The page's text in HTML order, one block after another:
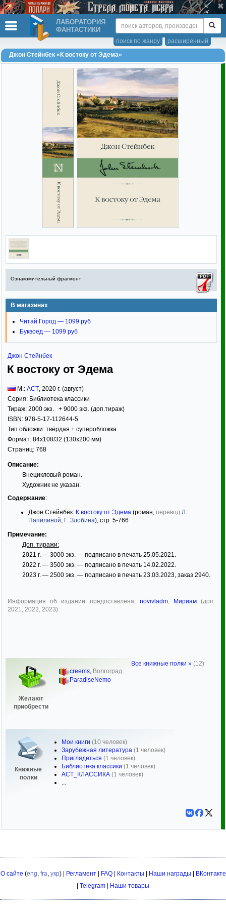
ЛАБОРАТОРИЯ
ФАНТАСТИКИ
расширенный
поиск по жанру
Джон Стейнбек «К востоку от Эдема»
Ознакомительный фрагмент
В магазинах
Читай Город — 1099 руб
Буквоед — 1099 руб
Джон Стейнбек
К востоку от Эдема
М.: АСТ, 2020 г. (август)
Серия: Библиотека классики
Тираж: 2000 экз. + 9000 экз. (доп.тираж)
ISBN: 978-5-17-112644-5
Тип обложки: твёрдая + суперобложка
Формат: 84x108/32 (130x200 мм)
Страниц: 768
Описание:
Внецикловый роман.
Художник не указан.
Содержание:
Джон Стейнбек. К востоку от Эдема (роман, перевод Л.
Папилиной, Г. Злобина), стр. 5-766
Примечание:
Доп. тиражи:
2021 г. — 3000 экз. — подписано в печать 25.05.2021.
2022 г. — 3500 экз. — подписано в печать 14.02.2022.
2023 г. — 2500 экз. — подписано в печать 23.03.2023, заказ 2940.
Информация об издании предоставлена: novivladm, Мириам(доп.
2021, 2022, 2023)
Желают
приобрести
creems, Волгоград
ParadiseNemo
Книжные
полки
Мои книги (10 человек)
Зарубежная литература (1 человек)
Приглядеться (1 человек)
Библиотека классики (1 человек)
АСТ_КЛАССИКА (1 человек)
...
Все книжные полки » (12)
О сайте (eng, fra, укр) | Регламент| FAQ| Контакты Наши награды
ВКонтакте
Telegram Наши товары